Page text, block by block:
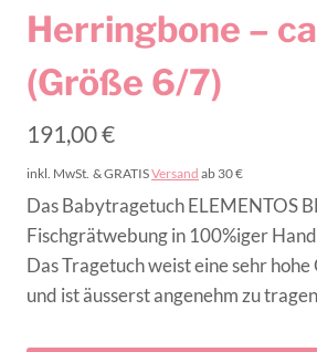
Herringbone –
(Größe 6/7)
191,00€
inkl. MwSt. & GRATISVersand ab 30 €
Das Babytragetuch ELEMENTOS
Fischgrätwebung in 100%iger
Das Tragetuch weist eine sehr
und ist äusserst angenehm zu